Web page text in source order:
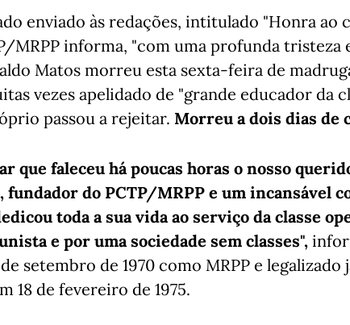
enviado às redações, intitulado "Honra ao
MRPP informa, "com uma profunda tristeza
Matos morreu esta sexta-feira de
vezes apelidado de "grande educador da
passou a rejeitar. Morreu a dois dias de
que faleceu há poucas horas o nosso
fundador do PCTP/MRPP e um incansável
toda a sua vida ao serviço da classe
e por uma sociedade sem classes",
setembro de 1970 como MRPP e legalizado
18 de fevereiro de 1975.